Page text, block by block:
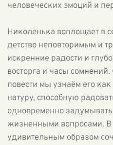
человеческих эмоций и
Николенька воплощает в
детство неповторимым и
искренние радости и
восторга и часы
повести мы узнаём его
натуру, способную
одновременно
жизненными вопросами. В
удивительным образом